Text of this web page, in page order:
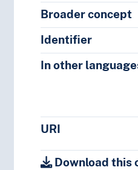
Broader concept
Identifier
In other
URI
Download this